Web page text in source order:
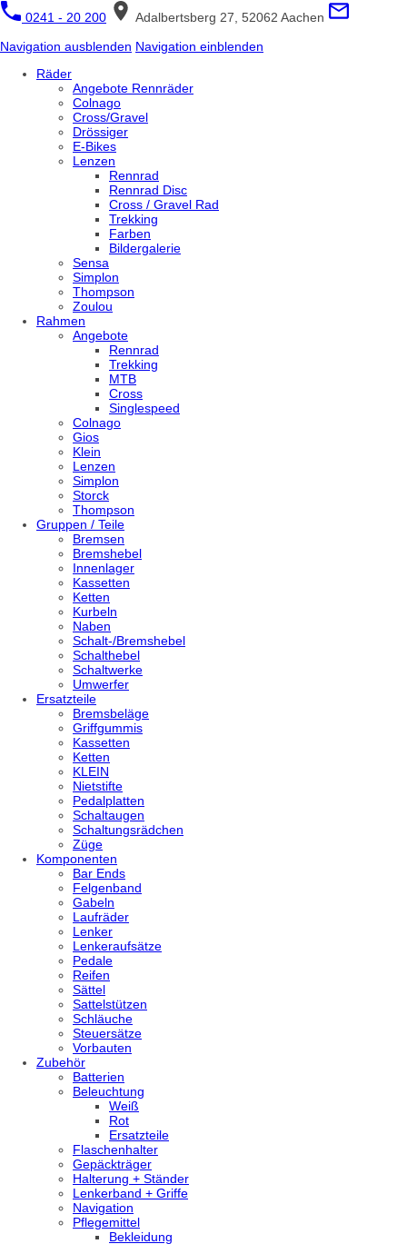
0241 - 20 200
Adalbertsberg 27, 52062 Aachen
Navigation ausblenden Navigation einblenden
Räder
Angebote Rennräder
Colnago
Cross/Gravel
Drössiger
E-Bikes
Lenzen
Rennrad
Rennrad Disc
Cross / Gravel Rad
Trekking
Farben
Bildergalerie
Sensa
Simplon
Thompson
Zoulou
Rahmen
Angebote
Rennrad
Trekking
MTB
Cross
Singlespeed
Colnago
Gios
Klein
Lenzen
Simplon
Storck
Thompson
Gruppen / Teile
Bremsen
Bremshebel
Innenlager
Kassetten
Ketten
Kurbeln
Naben
Schalt-/Bremshebel
Schalthebel
Schaltwerke
Umwerfer
Ersatzteile
Bremsbeläge
Griffgummis
Kassetten
Ketten
KLEIN
Nietstifte
Pedalplatten
Schaltaugen
Schaltungsrädchen
Züge
Komponenten
Bar Ends
Felgenband
Gabeln
Laufräder
Lenker
Lenkeraufsätze
Pedale
Reifen
Sättel
Sattelstützen
Schläuche
Steuersätze
Vorbauten
Zubehör
Batterien
Beleuchtung
Weiß
Rot
Ersatzteile
Flaschenhalter
Gepäckträger
Halterung + Ständer
Lenkerband + Griffe
Navigation
Pflegemittel
Bekleidung